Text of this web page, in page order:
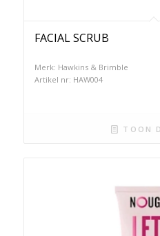
FACIAL SCRUB
Merk: Hawkins & Brimble
Artikel nr: HAW004
TOON